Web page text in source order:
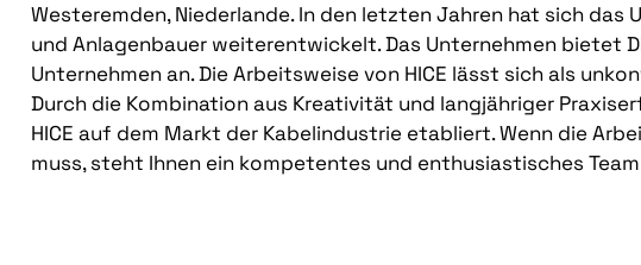
Westeremden, Niederlande. In den letzten Jahren hat sich das
und Anlagenbauer weiterentwickelt. Das Unternehmen bietet
Unternehmen an. Die Arbeitsweise von HICE lässt sich als
Durch die Kombination aus Kreativität und langjähriger
HICE auf dem Markt der Kabelindustrie etabliert. Wenn die
muss, steht Ihnen ein kompetentes und enthusiastisches